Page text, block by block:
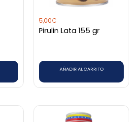
5,00€
Pirulin Lata 155 gr
AÑADIR AL CARRITO